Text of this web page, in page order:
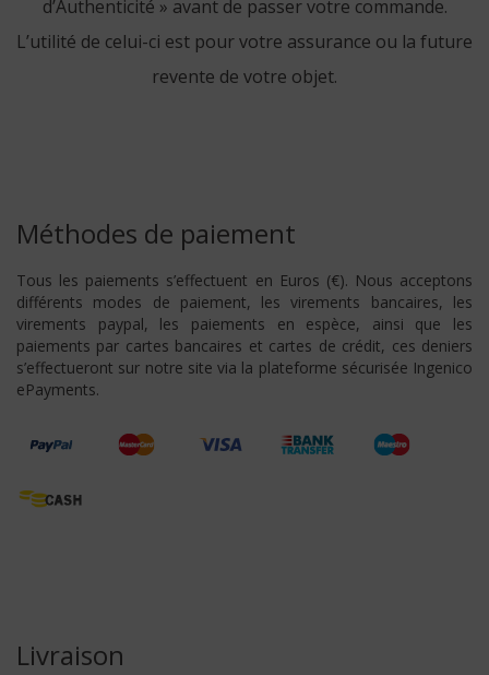
d’Authenticité » avant de passer votre commande.
L’utilité de celui-ci est pour votre assurance ou la future
revente de votre objet.
Méthodes de paiement
Tous les paiements s’effectuent en Euros (€). Nous acceptons
différents modes de paiement, les virements bancaires, les
virements paypal, les paiements en espèce, ainsi que les
paiements par cartes bancaires et cartes de crédit, ces deniers
s’effectueront sur notre site via la plateforme sécurisée Ingenico
ePayments.
Livraison